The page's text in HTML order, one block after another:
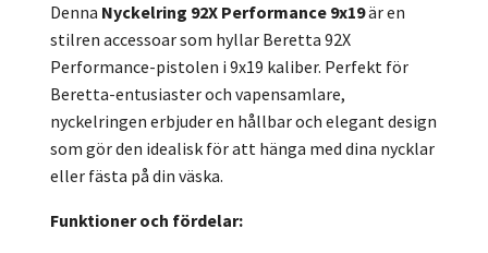
Denna Nyckelring 92X Performance 9x19är en
stilren accessoar som hyllar Beretta 92X
Performance-pistolen i 9x19 kaliber. Perfekt för
Beretta-entusiaster och vapensamlare,
nyckelringen erbjuder en hållbar och elegant design
som gör den idealisk för att hänga med dina nycklar
eller fästa på din väska.
Funktioner och fördelar: